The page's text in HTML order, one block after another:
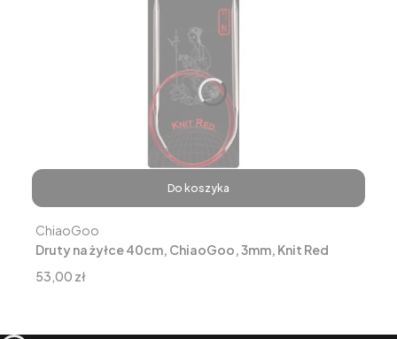
Do koszyka
Druty na żyłce 40cm, ChiaoGoo, 3mm, Knit Red
Producent
ChiaoGoo
Cena
53,00 zł